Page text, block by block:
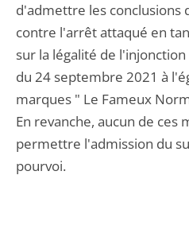
d'admettre les conclusions
contre l'arrêt attaqué en
sur la légalité de
du 24 septembre 2021 à
marques " Le Fameux
En revanche, aucun de ces
permettre l'admission du
pourvoi.